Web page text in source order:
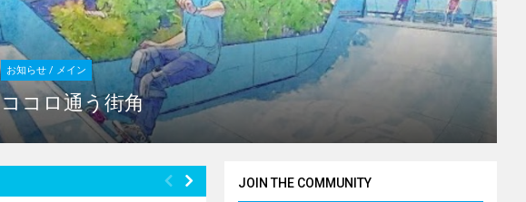
お知らせ / メイン
ココロ通う街角
JOIN THE COMMUNITY